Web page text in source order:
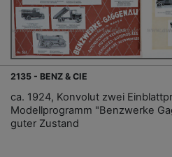
2135 - BENZ & CIE
ca. 1924, Konvolut zwei
Modellprogramm "Benzwerke
guter Zustand